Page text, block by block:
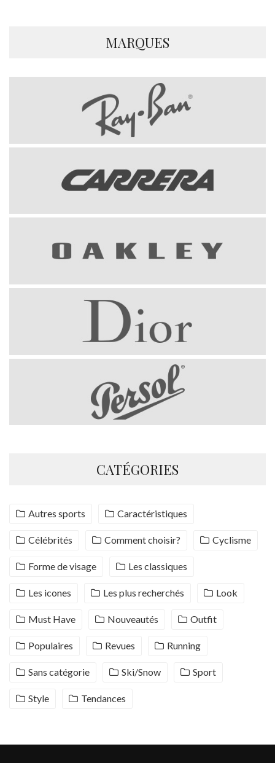
MARQUES
CATÉGORIES
Autres sports Caractéristiques
Célébrités Comment choisir? Cyclisme
Forme de visage Les classiques
Les icones Les plus recherchés Look
Must Have Nouveautés Outfit
Populaires Revues Running
Sans catégorie Ski/Snow Sport
Style Tendances